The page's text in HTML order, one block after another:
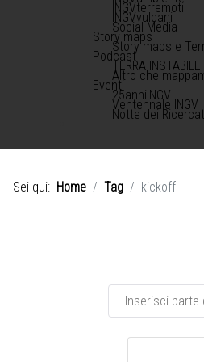
INGVterremoti
INGVvulcani
Social Media
Story maps
Story maps e
Podcast
TERRA
Altro che
Eventi
25anniINGV
Ventennale INGV
Notte dei
Sei qui: Home Tag kickoff
Inserisci parte